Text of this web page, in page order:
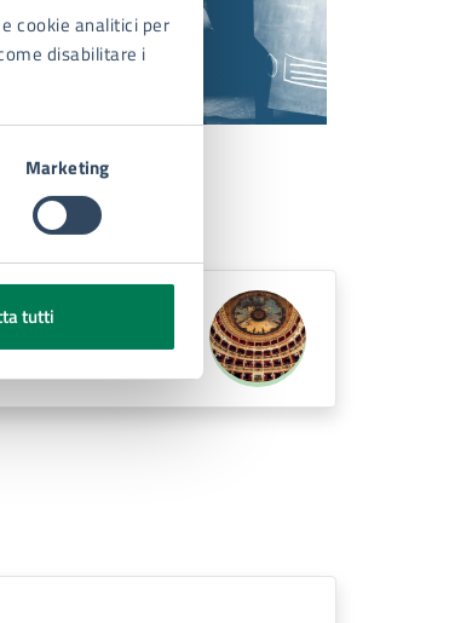
cookie analitici per
disabilitare i
Marketing
tutti